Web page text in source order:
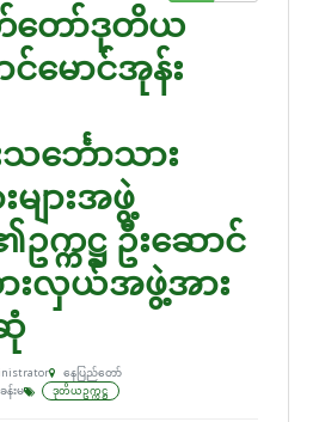
ော်ဒုတိယ
ာင်မောင်အုန်း
ဘောသား
ျားအဖွဲ့
ဥက္ကဋ္ဌ ဦးဆောင်
းလှယ်အဖွဲ့အား
နေပြည်တော်
းမ
ဒုတိယဥက္ကဋ္ဌ